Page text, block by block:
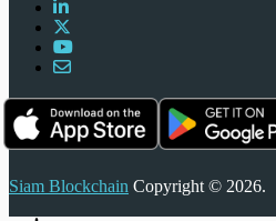
Siam Blockchain Copyright © 2026.